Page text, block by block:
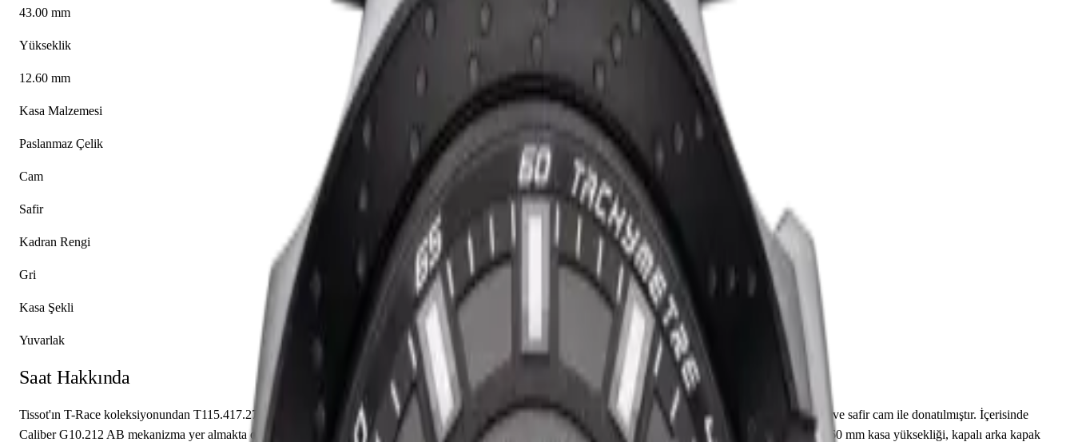
43.00 mm
Yükseklik
12.60 mm
Kasa Malzemesi
Paslanmaz Çelik
Cam
Safir
Kadran Rengi
Gri
Kasa Şekli
Yuvarlak
Saat Hakkında
Tissot'ın T-Race koleksiyonundan T115.417.27.061.00 referans numaralı bu model, seçkin bir kol saatidir. Paslanmaz Çelik kasası 43.00 mm çapında tasarlanmış ve safir cam ile donatılmıştır. İçerisinde
Caliber G10.212 AB mekanizma yer almakta olup saat, dakika sunmaktadır. Gri kadranı üzerinde çubuk / nokta indeksler yer almaktadır. Teknik detaylarında 12.60 mm kasa yüksekliği, kapalı arka kapak